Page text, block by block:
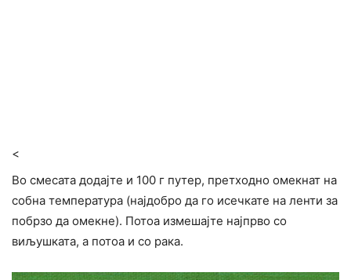
<
Во смесата додајте и 100 г путер, претходно омекнат на
собна температура (најдобро да го исечкате на ленти за
побрзо да омекне). Потоа измешајте најпрво со
виљушката, а потоа и со рака.